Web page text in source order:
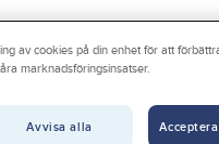
Slangklämma
SLANGKLÄMMA ABA
av cookies på din enhet för att
marknadsföringsinsatser.
Avvisa alla